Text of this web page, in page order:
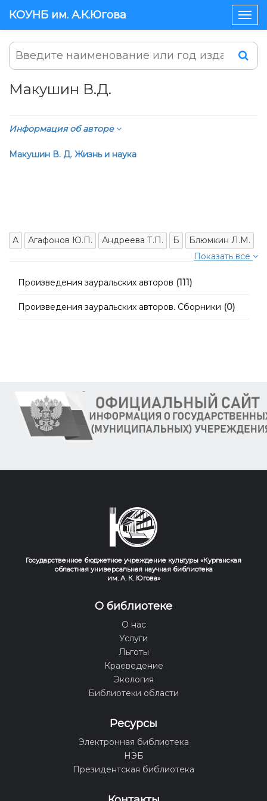
КОУНБ им. А.К.Югова
Макушин В.Д.
Информация об авторе
Макушин В. Д. Жизнь и наука
А Агафонов Ю.П. Андреева Т.П. Б
Блюмкин Л.М.
Показать все
Произведения зауральских авторов (111)
Произведения зауральских авторов. Сборники (0)
Государственное бюджетное учреждение культуры «Курганская
областная универсальная научная библиотека
им. А. К. Югова»
О библиотеке
О нас
Услуги
Льготы
Краеведение
Экология
Библиотеки области
Ресурсы
Электронная библиотека
НЭБ
Президентская библиотека